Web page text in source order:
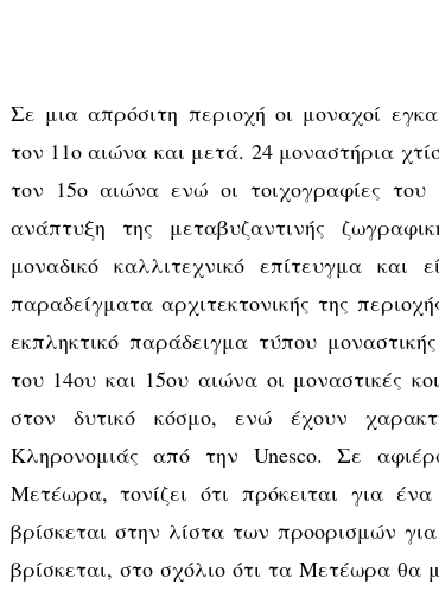
Σε μια απρόσιτη περιοχή οι μοναχοί
τον 11ο αιώνα και μετά. 24 μοναστήρια
τον 15ο αιώνα ενώ οι τοιχογραφίες
ανάπτυξη της μεταβυζαντινής
μοναδικό καλλιτεχνικό επίτευγμα
παραδείγματα αρχιτεκτονικής της
εκπληκτικό παράδειγμα τύπου
του 14ου και 15ου αιώνα οι μοναστικές
στον δυτικό κόσμο, ενώ έχουν
Κληρονομιάς από την Unesco. Σε
Μετέωρα, τονίζει ότι πρόκειται για
βρίσκεται στην λίστα των προορισμών
βρίσκεται, στο σχόλιο ότι τα Μετέωρα